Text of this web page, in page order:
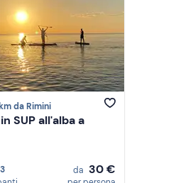
da Rimini
SUP all'alba a
da 30 €